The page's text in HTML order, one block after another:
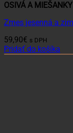
OSIVÁ A
Zmes jesenná a
59,90€ s DPH
Pridať do košíka